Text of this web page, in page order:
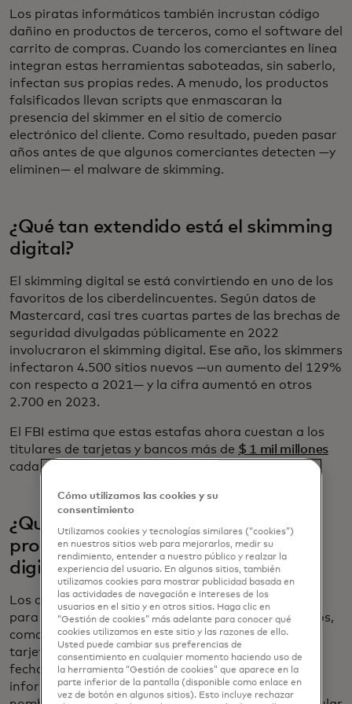
Los piratas informáticos también incrustan código
dañino en productos de terceros, como el software del
carrito de compras. Cuando los comerciantes en línea
integran estas herramientas saboteadas, sin saberlo,
infectan sus propias redes. A menudo, los productos
falsificados llevan scripts que enmascaran la
presencia del skimmer en el sitio de comercio
electrónico del cliente. Como resultado, pueden pasar
años antes de que algunos comerciantes detecten —y
eliminen— el malware de skimming.
¿Qué tan extendido está el skimming
digital?
El skimming digital se está convirtiendo en uno de los
favoritos de los ciberdelincuentes. Según datos de
Mastercard, casi tres cuartas partes de las brechas de
seguridad divulgadas públicamente en 2022
involucraron el skimming digital. Ese año, los skimmers
infectaron 4.500 sitios nuevos —un aumento del 129%
con respecto a 2021— y la cifra aumentó en otros
2.700 en 2023.
El FBI estima que estas estafas ahora cuestan a los
titulares de tarjetas y bancos más de $ 1 mil millones
cada año.
¿Qué tipo de datos buscan los
programas para robar información
digital?
Los ciberdelincuentes buscan credenciales de pago
para emplearlas en otros tipos de delitos financieros,
como el fraude y el robo. Recopilan detalles de
tarjetas de crédito, incluidos números de tarjetas,
fechas de vencimiento y códigos CVC, así como
información de identificación personal, como el
Cómo utilizamos las cookies y su
consentimiento
Utilizamos cookies y tecnologías similares (“cookies”)
en nuestros sitios web para mejorarlos, medir su
rendimiento, entender a nuestro público y realzar la
experiencia del usuario. En algunos sitios, también
utilizamos cookies para mostrar publicidad basada en
las actividades de navegación e intereses de los
usuarios en el sitio y en otros sitios. Haga clic en
“Gestión de cookies” más adelante para conocer qué
cookies utilizamos en este sitio y las razones de ello.
Usted puede cambiar sus preferencias de
consentimiento en cualquier momento haciendo uso de
la herramienta “Gestión de cookies” que aparece en la
parte inferior de la pantalla (disponible como enlace en
vez de botón en algunos sitios). Esto incluye rechazar